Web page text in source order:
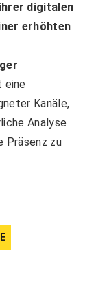
digitalen
erhöhten
eine
Kanäle,
Analyse
Präsenz zu